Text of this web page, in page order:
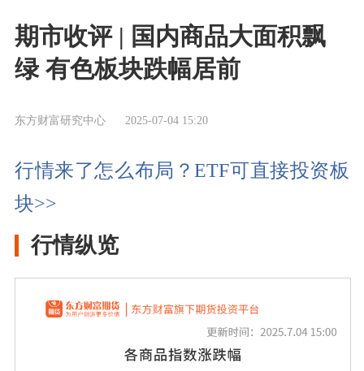
期市收评 | 国内商品大面积飘
绿 有色板块跌幅居前
东方财富研究中心 2025-07-04 15:20
行情来了怎么布局？ETF可直接投资板
块>>
行情纵览